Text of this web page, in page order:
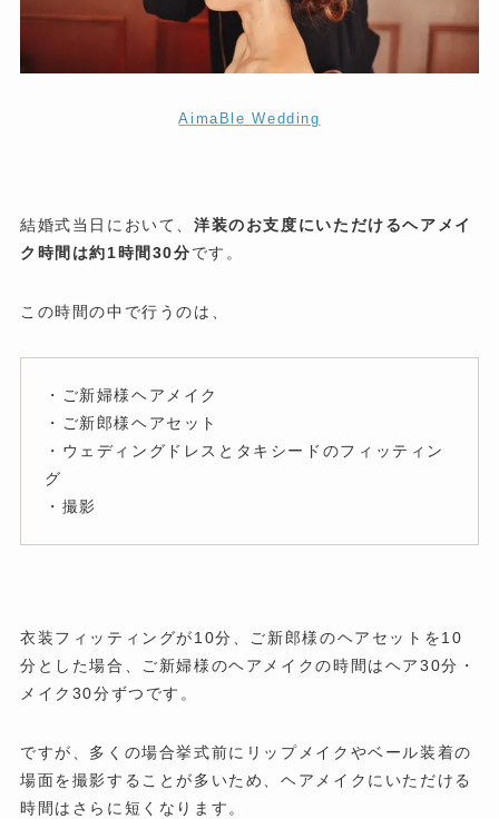
AimaBle Wedding
結婚式当日において、洋装のお支度にいただけるヘアメイ
ク時間は約1時間30分です。
この時間の中で行うのは、
・ご新婦様ヘアメイク
・ご新郎様ヘアセット
・ウェディングドレスとタキシードのフィッティン
グ
・撮影
衣装フィッティングが10分、ご新郎様のヘアセットを10
分とした場合、ご新婦様のヘアメイクの時間はヘア30分・
メイク30分ずつです。
ですが、多くの場合挙式前にリップメイクやベール装着の
場面を撮影することが多いため、ヘアメイクにいただける
時間はさらに短くなります。